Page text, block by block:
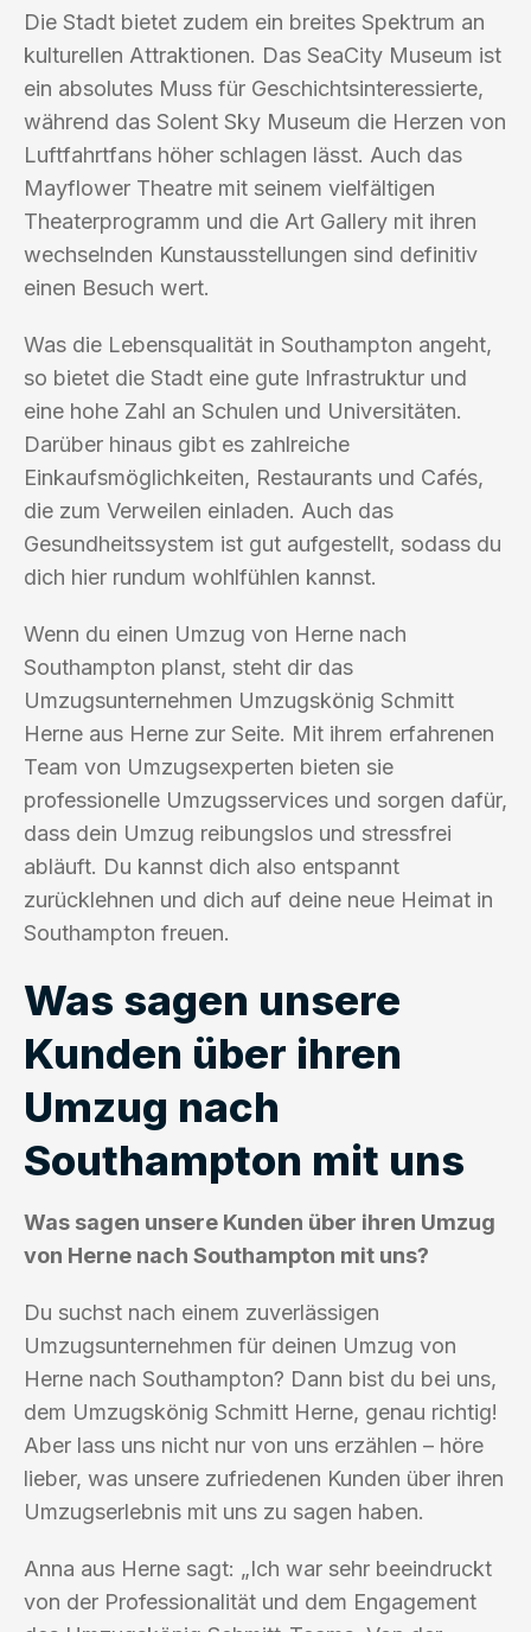
Die Stadt bietet zudem ein breites Spektrum an
kulturellen Attraktionen. Das SeaCity Museum ist
ein absolutes Muss für Geschichtsinteressierte,
während das Solent Sky Museum die Herzen von
Luftfahrtfans höher schlagen lässt. Auch das
Mayflower Theatre mit seinem vielfältigen
Theaterprogramm und die Art Gallery mit ihren
wechselnden Kunstausstellungen sind definitiv
einen Besuch wert.
Was die Lebensqualität in Southampton angeht,
so bietet die Stadt eine gute Infrastruktur und
eine hohe Zahl an Schulen und Universitäten.
Darüber hinaus gibt es zahlreiche
Einkaufsmöglichkeiten, Restaurants und Cafés,
die zum Verweilen einladen. Auch das
Gesundheitssystem ist gut aufgestellt, sodass du
dich hier rundum wohlfühlen kannst.
Wenn du einen Umzug von Herne nach
Southampton planst, steht dir das
Umzugsunternehmen Umzugskönig Schmitt
Herne aus Herne zur Seite. Mit ihrem erfahrenen
Team von Umzugsexperten bieten sie
professionelle Umzugsservices und sorgen dafür,
dass dein Umzug reibungslos und stressfrei
abläuft. Du kannst dich also entspannt
zurücklehnen und dich auf deine neue Heimat in
Southampton freuen.
Was sagen unsere
Kunden über ihren
Umzug nach
Southampton mit uns
Was sagen unsere Kunden über ihren Umzug
von Herne nach Southampton mit uns?
Du suchst nach einem zuverlässigen
Umzugsunternehmen für deinen Umzug von
Herne nach Southampton? Dann bist du bei uns,
dem Umzugskönig Schmitt Herne, genau richtig!
Aber lass uns nicht nur von uns erzählen – höre
lieber, was unsere zufriedenen Kunden über ihren
Umzugserlebnis mit uns zu sagen haben.
Anna aus Herne sagt: „Ich war sehr beeindruckt
von der Professionalität und dem Engagement